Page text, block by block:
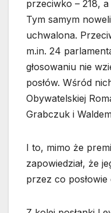
przeciwko – 218,
Tym samym
uchwalona.
m.in. 24
głosowaniu nie
posłów. Wśród
Obywatelskiej
Grabczuk i
I to, mimo że
zapowiedział, że
przez co